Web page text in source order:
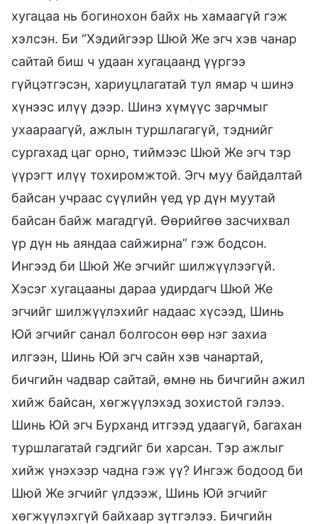
хугацаа нь богинохон байх нь хамаагүй гэж
хэлсэн. Би “Хэдийгээр Шюй Же эгч хэв чанар
сайтай биш ч удаан хугацаанд үүргээ
гүйцэтгэсэн, хариуцлагатай тул ямар ч шинэ
хүнээс илүү дээр. Шинэ хүмүүс зарчмыг
ухаараагүй, ажлын туршлагагүй, тэднийг
сургахад цаг орно, тиймээс Шюй Же эгч тэр
үүрэгт илүү тохиромжтой. Эгч муу байдалтай
байсан учраас сүүлийн үед үр дүн муутай
байсан байж магадгүй. Өөрийгөө засчихвал
үр дүн нь аяндаа сайжирна” гэж бодсон.
Ингээд би Шюй Же эгчийг шилжүүлээгүй.
Хэсэг хугацааны дараа удирдагч Шюй Же
эгчийг шилжүүлэхийг надаас хүсээд, Шинь
Юй эгчийг санал болгосон өөр нэг захиа
илгээн, Шинь Юй эгч сайн хэв чанартай,
бичгийн чадвар сайтай, өмнө нь бичгийн ажил
хийж байсан, хөгжүүлэхэд зохистой гэлээ.
Шинь Юй эгч Бурханд итгээд удаагүй, багахан
туршлагатай гэдгийг би харсан. Тэр ажлыг
хийж үнэхээр чадна гэж үү? Ингэж бодоод би
Шюй Же эгчийг үлдээж, Шинь Юй эгчийг
хөгжүүлэхгүй байхаар зүтгэлээ. Бичгийн